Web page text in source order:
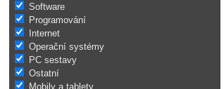
Software
Programování
Internet
Operační systémy
PC sestavy
Ostatní
Mobily a tablety